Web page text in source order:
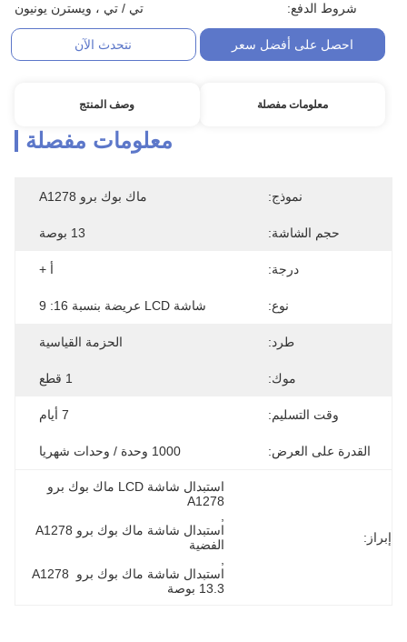
شروط الدفع: تي / تي ، ويسترن يونيون
احصل على أفضل سعر نتحدث الآن
معلومات مفصلة وصف المنتج
معلومات مفصلة
نموذج: ماك بوك برو A1278
حجم الشاشة: 13 بوصة
درجة: أ +
نوع: شاشة LCD عريضة بنسبة 16: 9
طرد: الحزمة القياسية
موك: 1 قطع
وقت التسليم: 7 أيام
القدرة على العرض: 1000 وحدة / وحدات شهريا
إبراز:
A1278
الفضية
استبدال شاشة ماك بوك برو A1278
13.3 بوصة